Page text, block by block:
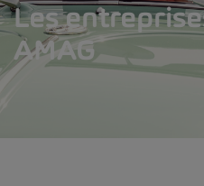
Les
AMAG